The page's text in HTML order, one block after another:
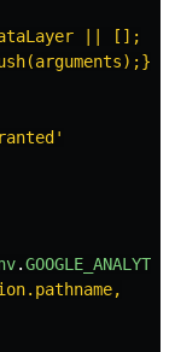
|| [];
.